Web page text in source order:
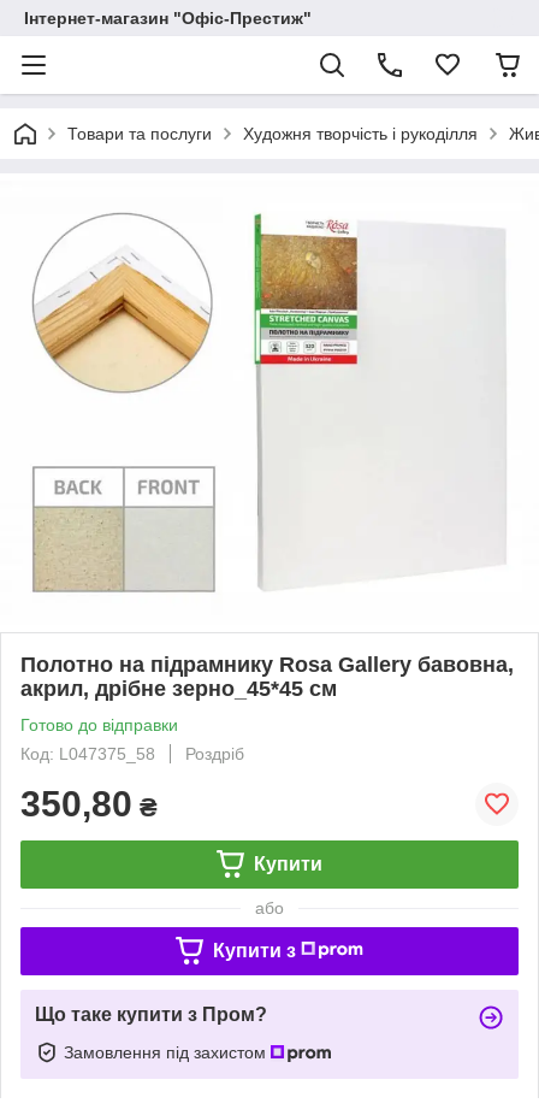
Інтернет-магазин "Офіс-Престиж"
Товари та послуги Художня творчість і рукоділля
Полотно на підрамнику Rosa Gallery бавовна,
акрил, дрібне зерно_45*45 см
Готово до відправки
Код: L047375_58
Роздріб
350,80 ₴
Купити
або
Купити з
Що таке купити з Пром?
Замовлення під захистом